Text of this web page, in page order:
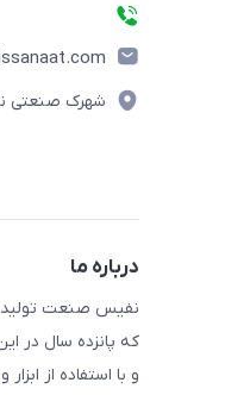
شهرک صنعتی
درباره ما
نفیس صنعت تولید
که پانزده سال در
و با استفاده از